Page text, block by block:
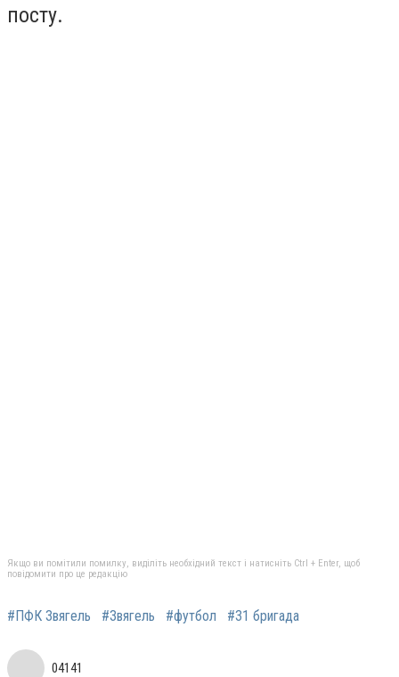
посту.
Якщо ви помітили помилку, виділіть необхідний текст і натисніть Ctrl + Enter, щоб
повідомити про це редакцію
#ПФК Звягель #Звягель #футбол #31 бригада
04141